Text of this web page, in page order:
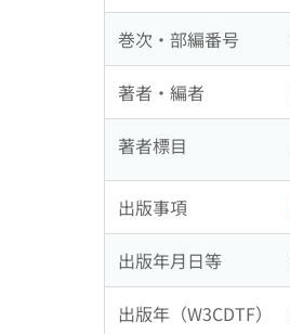
巻次・部編番号
著者・編者
著者標目
出版事項
出版年月日等
出版年（W3CDTF）